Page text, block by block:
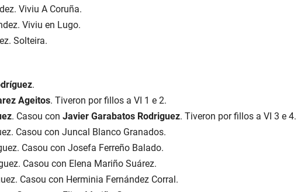
Viviu A Coruña.
Viviu en Lugo.
Solteira.
.
Ageitos. Tiveron por fillos a VI 1 e 2.
. Casou con Javier Garabatos Rodriguez. Tiveron por fillos a VI 3 e 4.
Casou con Juncal Blanco Granados.
Casou con Josefa Ferreño Balado.
Casou con Elena Mariño Suárez.
Casou con Herminia Fernández Corral.